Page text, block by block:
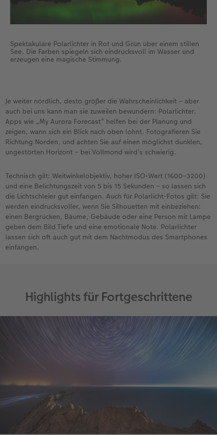
den Einstieg, spontane Versuche oder Reisen ist
das Smartphone eine tolle Möglichkeit, die
Faszination Nachthimmel zu entdecken.
Spektakuläre Polarlichter in Rot und Grün über einem stillen
See. Die Farben spiegeln sich eindrucksvoll im Wasser und
erzeugen eine magische Stimmung.
Je weiter nördlich, desto größer die Wahrscheinlichkeit – aber
auch bei uns kann man sie zuweilen bewundern: Polarlichter.
Apps wie „My Aurora Forecast“ helfen bei der Planung und
zeigen, wann sich ein Blick nach oben lohnt. Fotografieren Sie
Richtung Norden, und achten Sie auf einen möglichst dunklen,
ungestörten Horizont – bei Vollmond wird’s schwierig.
Technisch gilt: Weitwinkelobjektiv, hoher ISO-Wert (1600–3200)
und eine Belichtungszeit von 5 bis 15 Sekunden – so lassen sich
die Lichtschleier gut einfangen. Auch für Polarlicht-Fotos gilt: Sie
werden eindrucksvoller, wenn Sie Silhouetten mit einbeziehen:
einen Bergrücken, Bäume, Gebäude oder eine Person mit Lampe
geben dem Bild Tiefe und eine emotionale Note. Polarlichter
lassen sich oft auch gut mit dem Nachtmodus des Smartphones
einfangen.
Highlights für Fortgeschrittene